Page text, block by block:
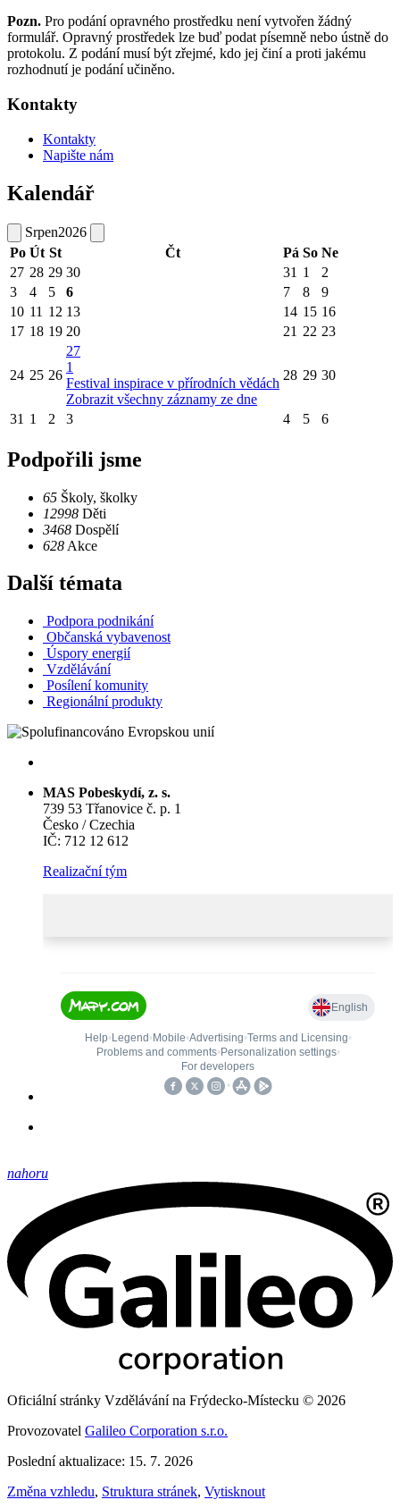
Pozn. Pro podání opravného prostředku není vytvořen žádný
formulář. Opravný prostředek lze buď podat písemně nebo ústně do
protokolu. Z podání musí být zřejmé, kdo jej činí a proti jakému
rozhodnutí je podání učiněno.
Kontakty
Kontakty
Napište nám
Kalendář
Srpen2026
Po Út St Čt Pá So Ne
27 28 29 30 31 1
2
3
4 5 6 7 8
9
10 11 12 13 14 15 16
17 18 19 20 21 22 23
24 25 26
27
1
Festival inspirace v přírodních vědách
Zobrazit všechny záznamy ze dne
28 29 30
31 1 2 3 4 5 6
Podpořili jsme
65 Školy, školky
12998 Děti
3468 Dospělí
628 Akce
Další témata
Podpora podnikání
Občanská vybavenost
Úspory energií
Vzdělávání
Posílení komunity
Regionální produkty
MAS Pobeskydí, z. s.
739 53 Třanovice č. p. 1
Česko / Czechia
IČ: 712 12 612
Realizační tým
nahoru
Oficiální stránky Vzdělávání na Frýdecko-Místecku © 2026
Provozovatel Galileo Corporation s.r.o.
Poslední aktualizace: 15. 7. 2026
Změna vzhledu, Struktura stránek, Vytisknout